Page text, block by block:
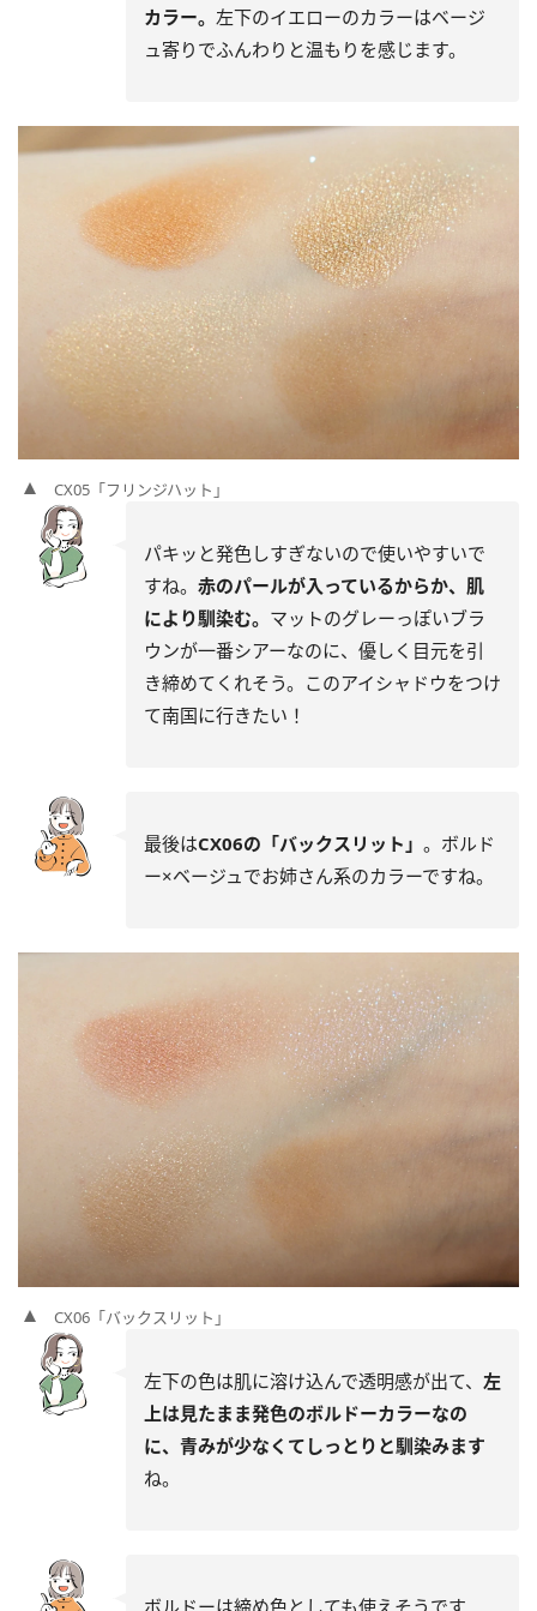
カラー。 左下のイエローのカラーはベージ
ュ寄りでふんわりと温もりを感じます。
CX05「フリンジハット」
パキッと発色しすぎないので使いやすいで
すね。 赤のパールが入っているからか、肌
により馴染む。 マットのグレーっぽいブラ
ウンが一番シアーなのに、優しく目元を引
き締めてくれそう。このアイシャドウをつけ
て南国に行きたい！
最後はCX06の「バックスリット」 。ボルド
ー×ベージュでお姉さん系のカラーですね。
CX06「バックスリット」
左下の色は肌に溶け込んで透明感が出て、 左
上は見たまま発色のボルドーカラーなの
に、青みが少なくてしっとりと馴染みます
ね。
ボルドーは締め色としても使えそうです